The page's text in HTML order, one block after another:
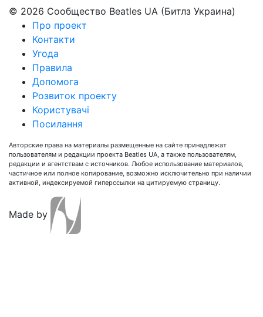
© 2026 Сообщество Beatles UA (Битлз Украина)
Про проект
Контакти
Угода
Правила
Допомога
Розвиток проекту
Користувачі
Посилання
Авторские права на материалы размещенные на сайте принадлежат
пользователям и редакции проекта Beatles UA, а также пользователям,
редакции и агентствам с источников. Любое использование материалов,
частичное или полное копирование, возможно исключительно при наличии
активной, индексируемой гиперссылки на цитируемую страницу.
Made by